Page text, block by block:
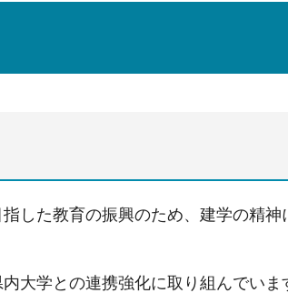
した教育の振興のため、建学の精
大学との連携強化に取り組んでいま